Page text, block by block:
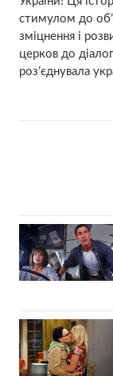
стимулом до
зміцнення і
церков до
роз’єднувала